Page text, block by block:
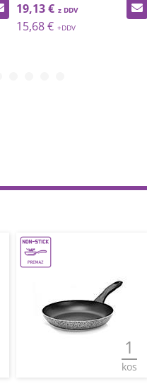
19,13 €
15,68 €
1
kos